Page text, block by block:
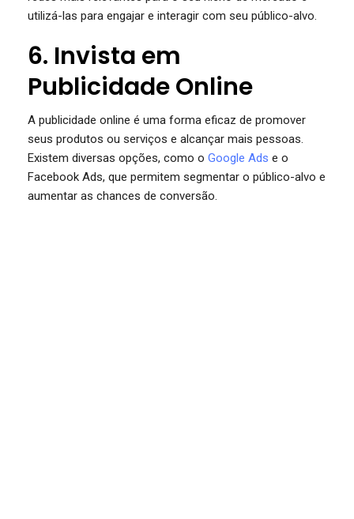
utilizá-las para engajar e interagir com seu público-alvo.
6. Invista em
Publicidade Online
A publicidade online é uma forma eficaz de promover
seus produtos ou serviços e alcançar mais pessoas.
Existem diversas opções, como o Google Ads e o
Facebook Ads, que permitem segmentar o público-alvo e
aumentar as chances de conversão.